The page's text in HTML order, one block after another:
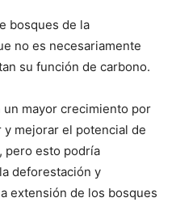
bosques de la
no es necesariamente
su función de carbono.
un mayor crecimiento por
y mejorar el potencial de
pero esto podría
deforestación y
extensión de los bosques